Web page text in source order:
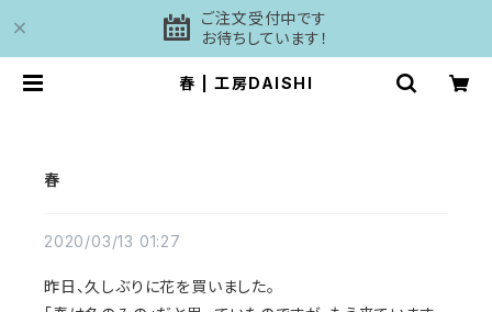
ご注文受付中です
お待ちしています！
春 | 工房DAISHI
春
2020/03/13 01:27
昨日、久しぶりに花を買いました。